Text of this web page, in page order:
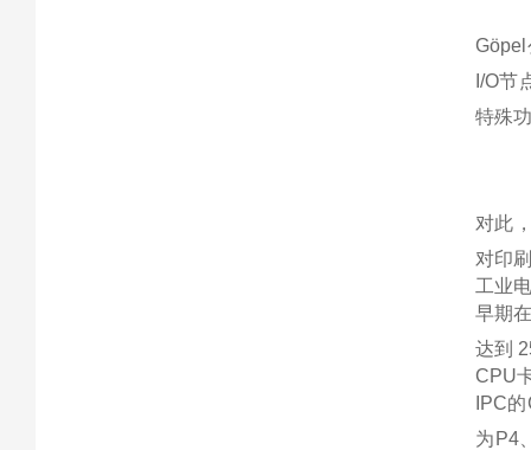
I/O节
特殊
对此
对印
工业
早期
达到
CPU
IPC
为P4